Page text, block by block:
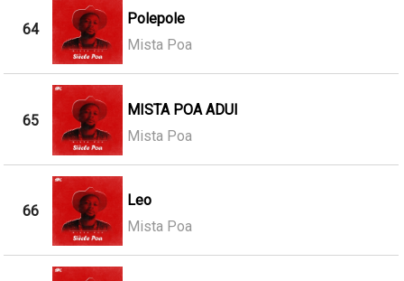
64
Polepole
Mista Poa
65
MISTA POA ADUI
Mista Poa
66
Leo
Mista Poa